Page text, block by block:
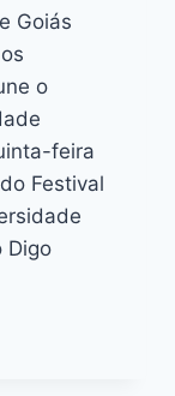
Goiás
o
feira
Festival
Digo